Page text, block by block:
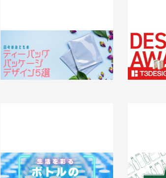
紅茶・緑茶・フレーバーティ…日々のお
ともの【ティーバッグ】パッケージデザ
イン5選
2024.12.24 知識 / ノウハウ
【T3デザイ
ン関連アワ
2024.12.20
生活を彩る【ボトル】のパッケージデザ
イン10選
機能性と個
ージデザイ